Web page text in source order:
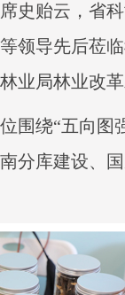
史贻云，省
领导先后莅
业局林业改
围绕“五向图
分库建设、